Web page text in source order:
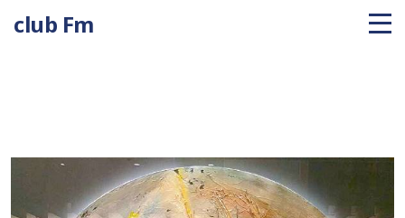
club Fm